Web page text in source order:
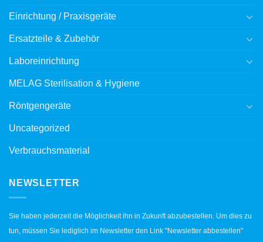
Einrichtung / Praxisgeräte
Ersatzteile & Zubehör
Laboreinrichtung
MELAG Sterilisation & Hygiene
Röntgengeräte
Uncategorized
Verbrauchsmaterial
NEWSLETTER
Sie haben jederzeit die Möglichkeit ihn in Zukunft abzubestellen. Um dies zu
tun, müssen Sie lediglich im Newsletter den Link "Newsletter abbestellen"